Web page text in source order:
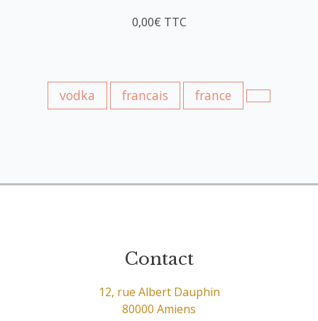
0,00€ TTC
vodka francais france
Contact
12, rue Albert Dauphin
80000 Amiens